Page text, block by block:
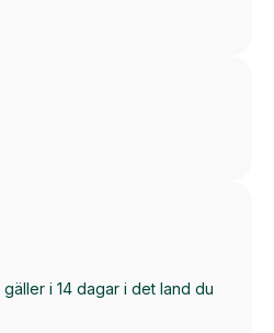
i 14 dagar i det land du